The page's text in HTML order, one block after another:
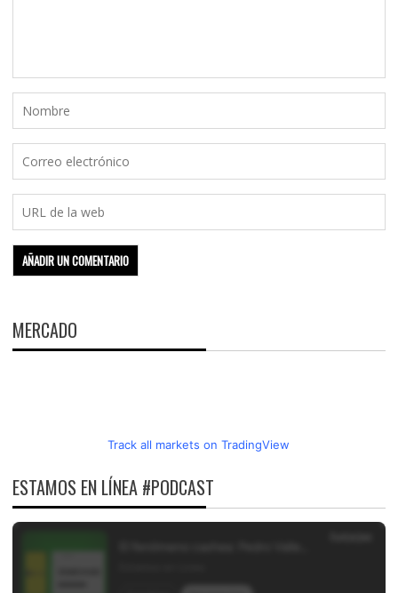
MERCADO
Track all markets on TradingView
ESTAMOS EN LÍNEA #PODCAST